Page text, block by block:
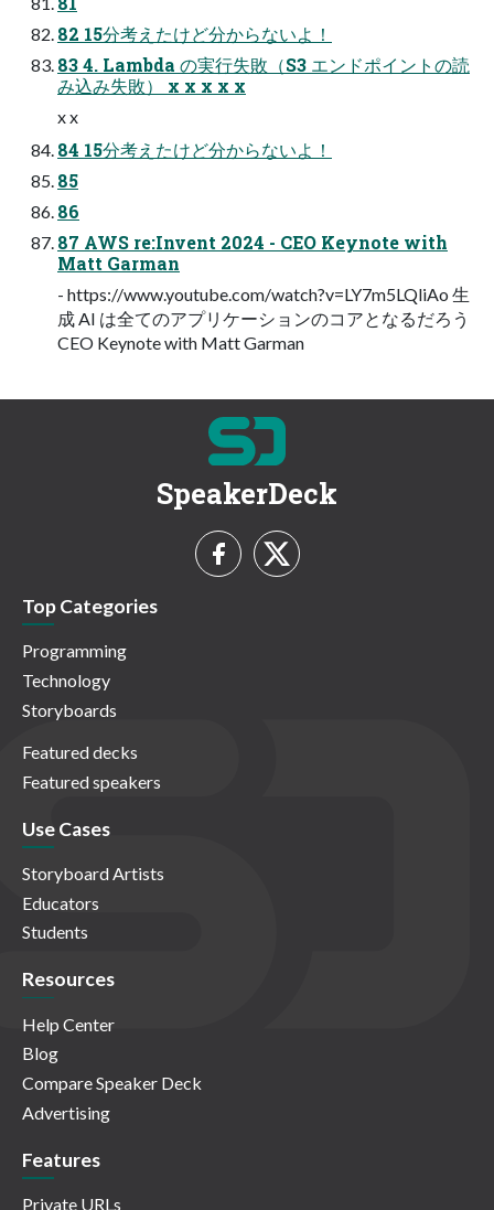
82 15分考えたけど分からないよ！
83 4. Lambda の実⾏失敗（S3 エンドポイントの読
み込み失敗） x x x x x
x x
84 15分考えたけど分からないよ！
85
86
87 AWS re:Invent 2024 - CEO Keynote with
Matt Garman
- https://www.youtube.com/watch?v=LY7m5LQliAo ⽣
成 AI は全てのアプリケーションのコアとなるだろう
CEO Keynote with Matt Garman
SpeakerDeck
Top Categories
Programming
Technology
Storyboards
Featured decks
Featured speakers
Use Cases
Storyboard Artists
Educators
Students
Resources
Help Center
Blog
Compare Speaker Deck
Advertising
Features
Private URLs